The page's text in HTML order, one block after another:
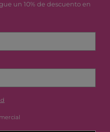
un 10% de descuento en